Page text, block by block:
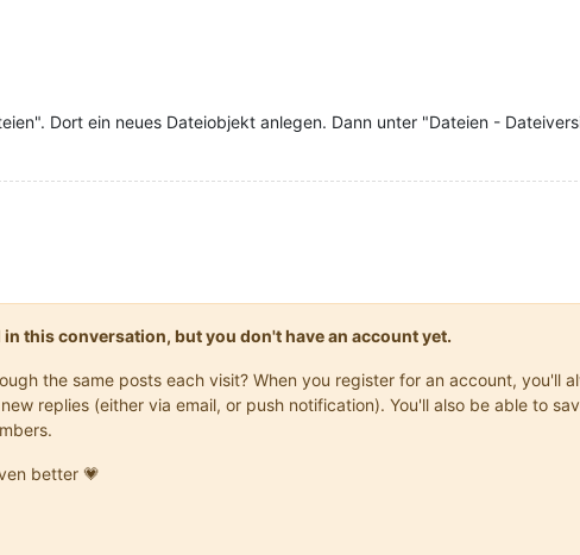
Dort ein neues Dateiobjekt anlegen. Dann unter "Dateien -
this conversation, but you don't have an account yet.
the same posts each visit? When you register for an account, you'll
replies (either via email, or push notification). You'll also be able to
better 💗